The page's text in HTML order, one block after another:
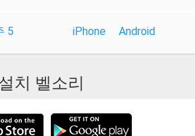
5 iPhone Android
치 벨소리